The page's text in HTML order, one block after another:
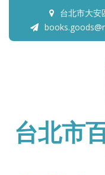
台北市大安
台北市